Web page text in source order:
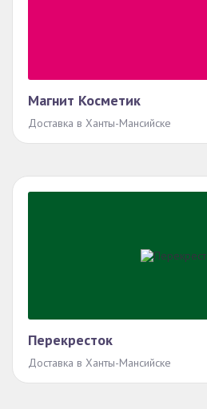
Магнит Косметик
Доставка в Ханты-Мансийске
Перекресток
Доставка в Ханты-Мансийске